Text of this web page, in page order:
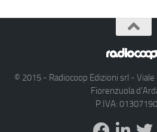
© 2015 - Radiocoop Edizioni srl -
Fiorenzuola
P.IVA: